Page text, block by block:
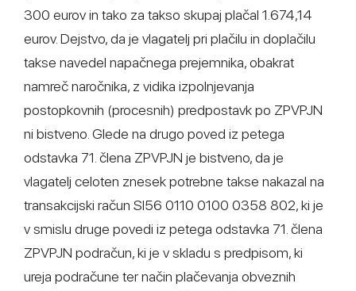
300 eurov in tako za takso skupaj plačal 1.674,14
eurov. Dejstvo, da je vlagatelj pri plačilu in doplačilu
takse navedel napačnega prejemnika, obakrat
namreč naročnika, z vidika izpolnjevanja
postopkovnih (procesnih) predpostavk po ZPVPJN
ni bistveno. Glede na drugo poved iz petega
odstavka 71. člena ZPVPJN je bistveno, da je
vlagatelj celoten znesek potrebne takse nakazal na
transakcijski račun SI56 0110 0100 0358 802, ki je
v smislu druge povedi iz petega odstavka 71. člena
ZPVPJN podračun, ki je v skladu s predpisom, ki
ureja podračune ter način plačevanja obveznih